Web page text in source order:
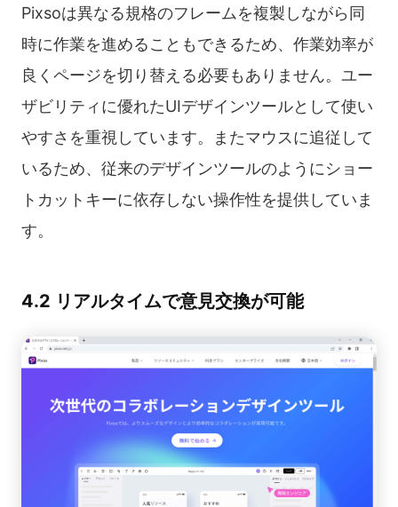
Pixsoは異なる規格のフレームを複製しながら同
時に作業を進めることもできるため、作業効率が
良くページを切り替える必要もありません。ユー
ザビリティに優れたUIデザインツールとして使い
やすさを重視しています。またマウスに追従して
いるため、従来のデザインツールのようにショー
トカットキーに依存しない操作性を提供していま
す。
4.2 リアルタイムで意見交換が可能